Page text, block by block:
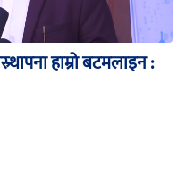
हाम्रो बटमलाइन :